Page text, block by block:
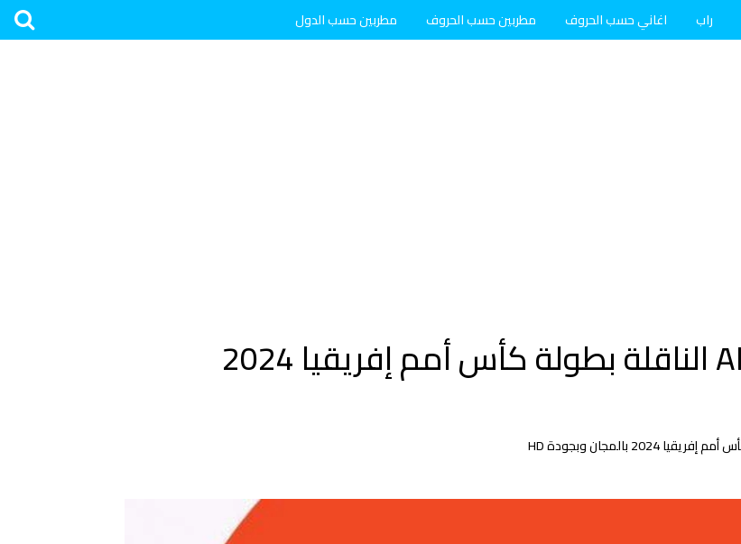
راب اغاني حسب الحروف مطربين حسب الحروف مطربين حسب الدول
تردد قناة النبأ الليبية Alnabaa الناقلة بطولة كأس أمم إفريقيا 2024